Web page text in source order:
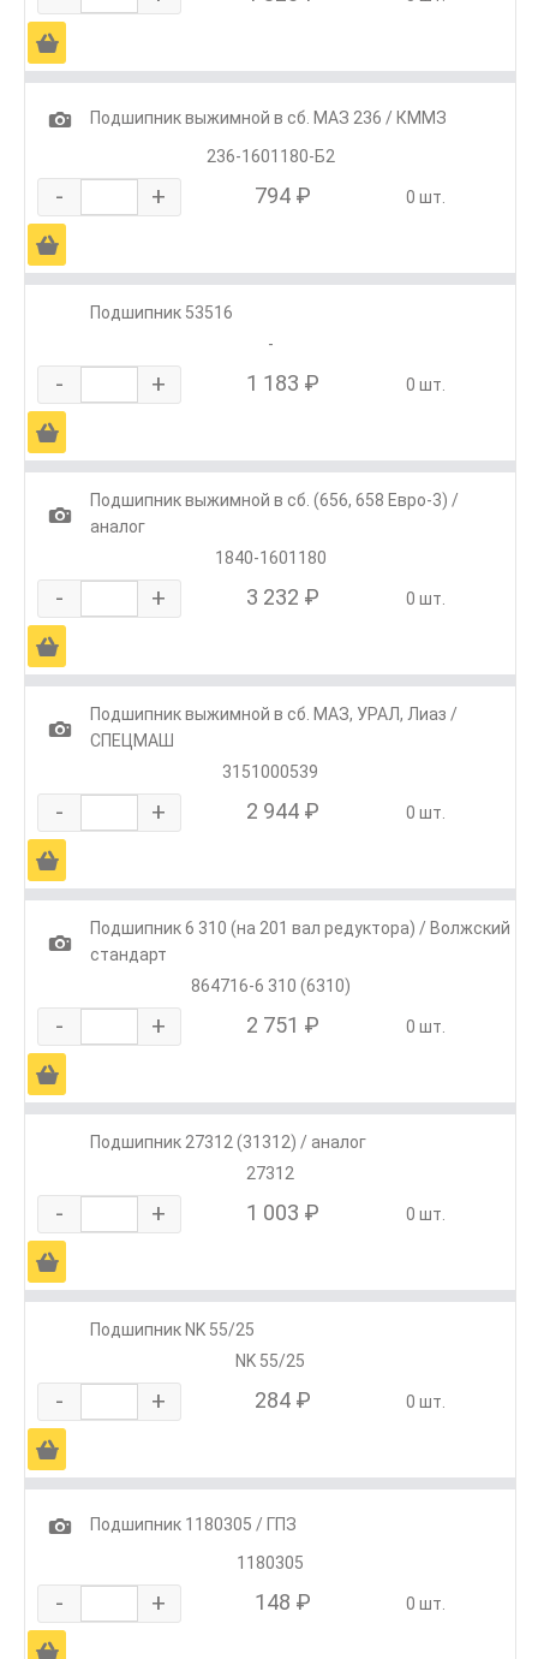
Ä
1
Подшипник выжимной в сб. МАЗ 236 / КММЗ
236-1601180-Б2
- + 794 ₽ 0 шт.
Ä
Подшипник 53516
-
- + 1 183 ₽ 0 шт.
Ä
1
Подшипник выжимной в сб. (656, 658 Евро-3) /
аналог
1840-1601180
- + 3 232 ₽ 0 шт.
Ä
1
Подшипник выжимной в сб. МАЗ, УРАЛ, Лиаз /
СПЕЦМАШ
3151000539
- + 2 944 ₽ 0 шт.
Ä
1
Подшипник 6 310 (на 201 вал редуктора) / Волжский
стандарт
864716-6 310 (6310)
- + 2 751 ₽ 0 шт.
Ä
Подшипник 27312 (31312) / аналог
27312
- + 1 003 ₽ 0 шт.
Ä
Подшипник NK 55/25
NK 55/25
- + 284 ₽ 0 шт.
Ä
1
Подшипник 1180305 / ГПЗ
1180305
- + 148 ₽ 0 шт.
Ä